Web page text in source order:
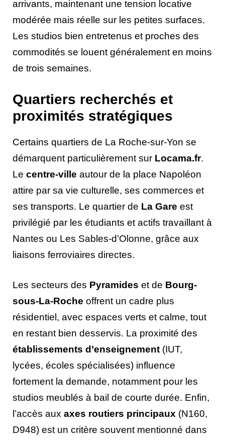
arrivants, maintenant une tension locative
modérée mais réelle sur les petites surfaces.
Les studios bien entretenus et proches des
commodités se louent généralement en moins
de trois semaines.
Quartiers recherchés et
proximités stratégiques
Certains quartiers de La Roche-sur-Yon se
démarquent particulièrement sur Locama.fr.
Le centre-ville autour de la place Napoléon
attire par sa vie culturelle, ses commerces et
ses transports. Le quartier de La Gare est
privilégié par les étudiants et actifs travaillant à
Nantes ou Les Sables-d’Olonne, grâce aux
liaisons ferroviaires directes.
Les secteurs des Pyramides et de Bourg-
sous-La-Roche offrent un cadre plus
résidentiel, avec espaces verts et calme, tout
en restant bien desservis. La proximité des
établissements d’enseignement (IUT,
lycées, écoles spécialisées) influence
fortement la demande, notamment pour les
studios meublés à bail de courte durée. Enfin,
l’accès aux axes routiers principaux (N160,
D948) est un critère souvent mentionné dans